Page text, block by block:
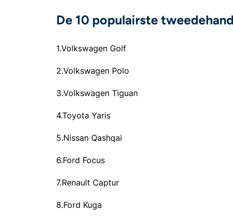
De 10 populairste
1.Volkswagen Golf
2.Volkswagen Polo
3.Volkswagen Tiguan
4.Toyota Yaris
5.Nissan Qashqai
6.Ford Focus
7.Renault Captur
8.Ford Kuga